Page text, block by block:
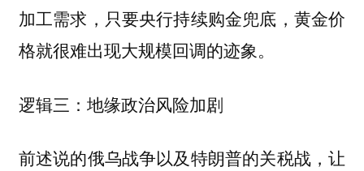
加工需求，只要央行持续购金兜底，黄金价
格就很难出现大规模回调的迹象。
逻辑三：地缘政治风险加剧
前述说的俄乌战争以及特朗普的关税战，让